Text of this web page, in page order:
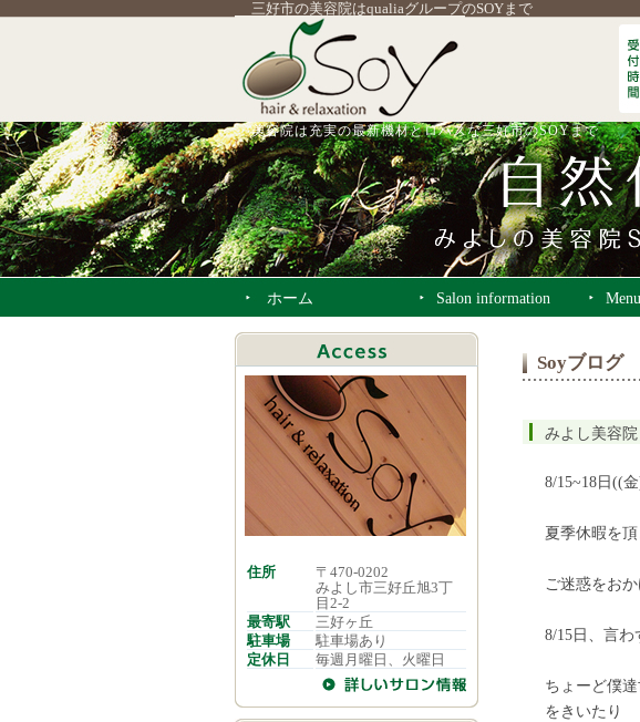
三好市の美容院はqualiaグループのSOYまで
美容院は充実の最新機材とロハスな三好市のSOYまで
ホーム Salon information
Soyブログ
みよし美容
8/15~18日((
夏季休暇を
ご迷惑をお
8/15日、言
ちょーど僕
をきいたり
住所
〒470-0202
みよし市三好丘旭3丁
目2-2
最寄駅
三好ヶ丘
駐車場
駐車場あり
定休日
毎週月曜日、火曜日